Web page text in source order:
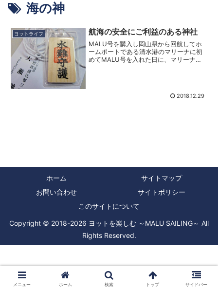
海の神
ヨットライフ 航海の安全にご利益のある神社
MALU号を購入し岡山県から回航してホ
ームポートである清水港のマリーナに初
めてMALU号を入れた日に、マリーナの
2018.12.29
ホーム
サイトマップ
お問い合わせ
サイトポリシー
このサイトについて
Copyright © 2018-2026 ヨットを楽しむ ～MALU SAILING～ All
Rights Reserved.
メニュー ホーム 検索 トップ サイドバー